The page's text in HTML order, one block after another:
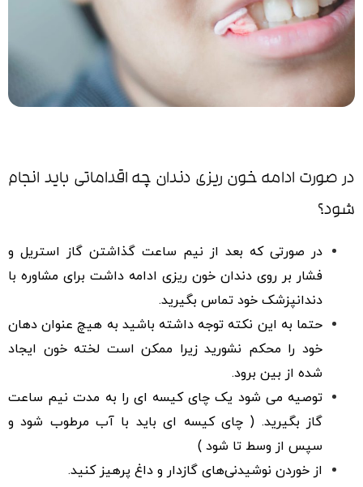
در صورت ادامه خون ریزی دندان چه اقداماتی باید انجام
شود؟
در صورتی که بعد از نیم ساعت گذاشتن گاز استریل و
فشار بر روی دندان خون ریزی ادامه داشت برای مشاوره با
دندانپزشک خود تماس بگیرید.
حتما به این نکته توجه داشته باشید به هیچ عنوان دهان
خود را محکم نشورید زیرا ممکن است لخته خون ایجاد
شده از بین برود.
توصیه می شود یک چای کیسه ای را به مدت نیم ساعت
گاز بگیرید. ( چای کیسه ای باید با آب مرطوب شود و
سپس از وسط تا شود )
از خوردن نوشیدنی‌های گازدار و داغ پرهیز کنید.